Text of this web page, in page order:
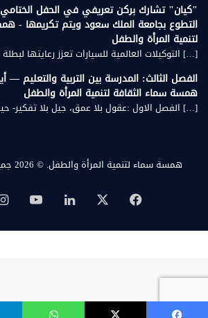
"كيان" تشارك بركن تعريفي في الحفل
التطوع بجامعة الملك سعود ويتم تكريمها -
لتنمية المرأة والطفل
[…] التوكيلات العالمية للسيارات تعزز رعايتها لبطلة
الفصل الثالث: المدرسة بين التربية والتعليم
همسة سماء الثقافة لتنمية المرأة والطفل
[…] الفصل الاول :عقول بلا عمق، جيل بلا تفكير-
همسة سماء لتنمية المرأة والطفل. © 2026 جميع الحقوق محفوظة.
فيسبوك لينكدإن